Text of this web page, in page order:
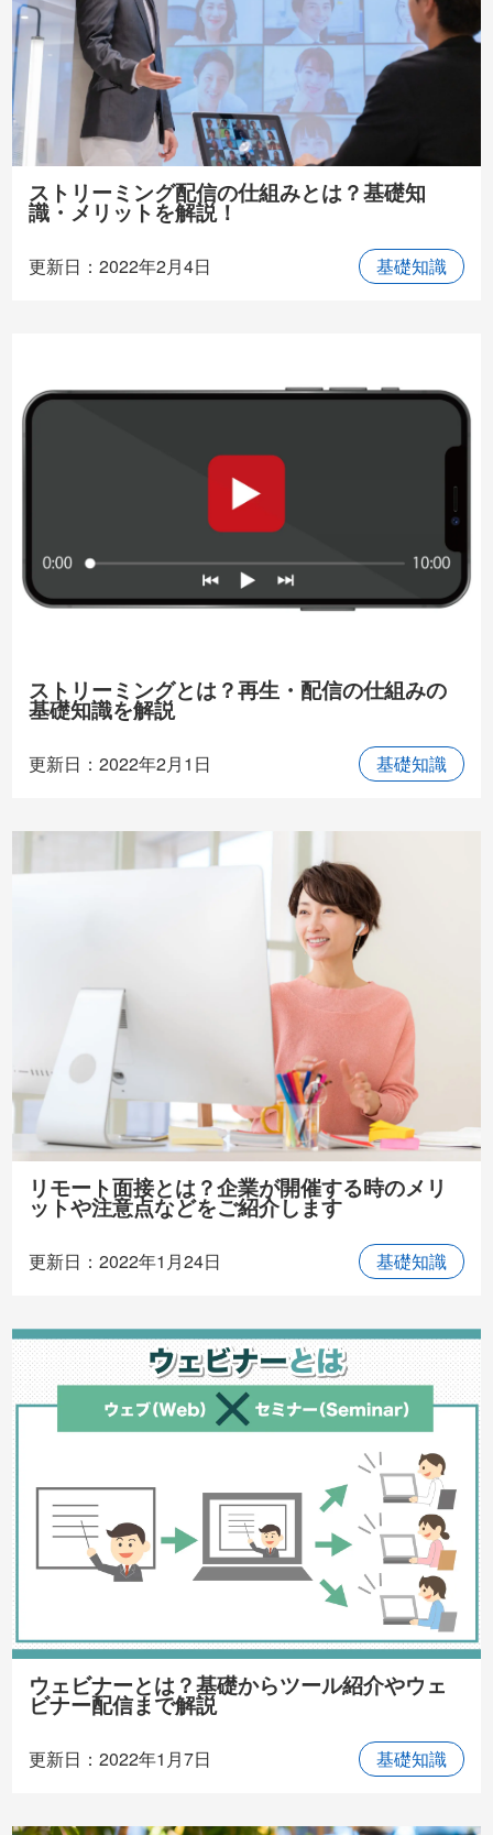
ストリーミング配信の仕組みとは？基礎知
識・メリットを解説！
更新日：2022年2月4日 基礎知識
ストリーミングとは？再生・配信の仕組みの
基礎知識を解説
更新日：2022年2月1日 基礎知識
リモート面接とは？企業が開催する時のメリ
ットや注意点などをご紹介します
更新日：2022年1月24日 基礎知識
ウェビナーとは？基礎からツール紹介やウェ
ビナー配信まで解説
更新日：2022年1月7日 基礎知識